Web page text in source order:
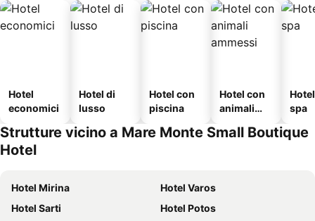
Hotel
economici
Hotel di
lusso
Hotel con
piscina
Hotel con
animali
spa
Strutture vicino a Mare Monte Small Boutique
Hotel
Hotel Mirina
Hotel Varos
Hotel Sarti
Hotel Potos